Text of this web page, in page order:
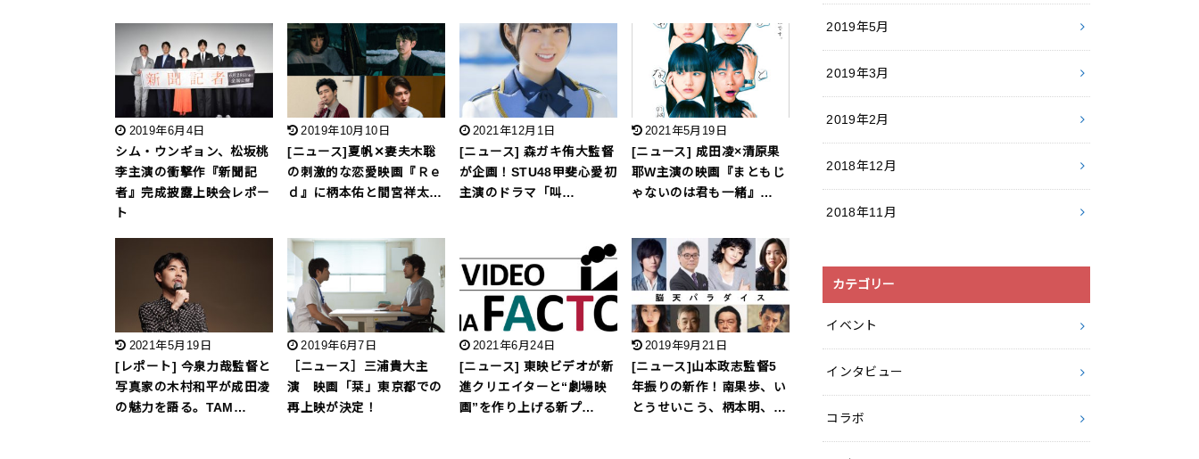
2019年6月4日
シム・ウンギョン、松坂桃
李主演の衝撃作『新聞記
者』完成披露上映会レポー
ト
2019年10月10日
[ニュース]夏帆✕妻夫木聡
の刺激的な恋愛映画『Ｒｅ
ｄ』に柄本佑と間宮祥太…
2021年12月1日
[ニュース] 森ガキ侑大監督
が企画！STU48甲斐心愛初
主演のドラマ「叫…
2021年5月19日
[ニュース] 成田凌×清原果
耶W主演の映画『まともじ
ゃないのは君も一緒』…
2021年5月19日
[レポート] 今泉力哉監督と
写真家の木村和平が成田凌
の魅力を語る。TAM…
2019年6月7日
［ニュース］三浦貴大主
演 映画「栞」東京都での
再上映が決定！
2021年6月24日
[ニュース] 東映ビデオが新
進クリエイターと“劇場映
画”を作り上げる新プ…
2019年9月21日
[ニュース]山本政志監督5
年振りの新作！南果歩、い
とうせいこう、柄本明、…
2019年5月
2019年3月
2019年2月
2018年12月
2018年11月
カテゴリー
イベント
インタビュー
コラボ